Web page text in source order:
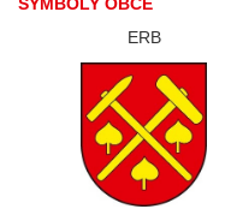
ERB